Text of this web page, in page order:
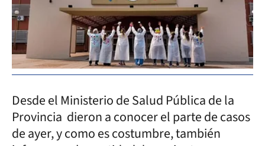
Desde el Ministerio de Salud Pública de la
Provincia dieron a conocer el parte de casos
de ayer, y como es costumbre, también